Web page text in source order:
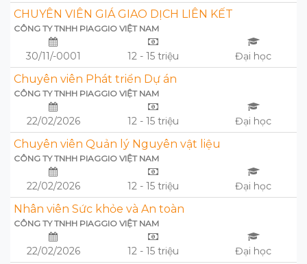
CHUYÊN VIÊN GIÁ GIAO DỊCH LIÊN KẾT
CÔNG TY TNHH PIAGGIO VIỆT NAM
30/11/-0001 12 - 15 triệu Đại học
Chuyên viên Phát triển Dự án
CÔNG TY TNHH PIAGGIO VIỆT NAM
22/02/2026 12 - 15 triệu Đại học
Chuyên viên Quản lý Nguyên vật liệu
CÔNG TY TNHH PIAGGIO VIỆT NAM
22/02/2026 12 - 15 triệu Đại học
Nhân viên Sức khỏe và An toàn
CÔNG TY TNHH PIAGGIO VIỆT NAM
22/02/2026 12 - 15 triệu Đại học